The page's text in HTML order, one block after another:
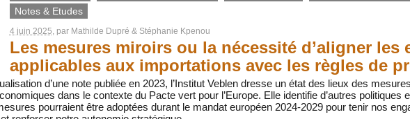
Notes & Etudes
4 juin 2025 , par Mathilde Dupré & Stéphanie Kpenou
Les mesures miroirs ou la nécessité d’aligner les
applicables aux importations avec les règles de
d’une note publiée en 2023, l’Institut Veblen dresse un état des lieux des
dans le contexte du Pacte vert pour l’Europe. Elle identifie d’autres politiques
pourraient être adoptées durant le mandat européen 2024-2029 pour tenir nos